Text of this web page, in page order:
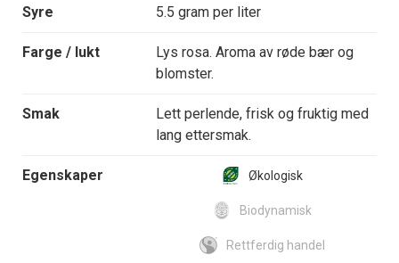
Syre 5.5 gram per liter
Farge / lukt
Lys rosa. Aroma av røde bær og
blomster.
Smak
Lett perlende, frisk og fruktig med
lang ettersmak.
Egenskaper Økologisk
Biodynamisk
Rettferdig handel